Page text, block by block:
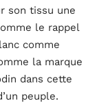
son tissu une
le rappel
comme
la marque
dans cette
peuple.